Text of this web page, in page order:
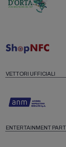
VETTORI UFFICIALI
ENTERTAINMENT